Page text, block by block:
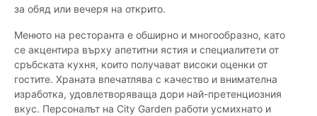
за обяд или вечеря на открито.
Менюто на ресторанта е обширно и многообразно, като
се акцентира върху апетитни ястия и специалитети от
сръбската кухня, които получават високи оценки от
гостите. Храната впечатлява с качество и внимателна
изработка, удовлетворяваща дори най-претенциозния
вкус. Персоналът на City Garden работи усмихнато и